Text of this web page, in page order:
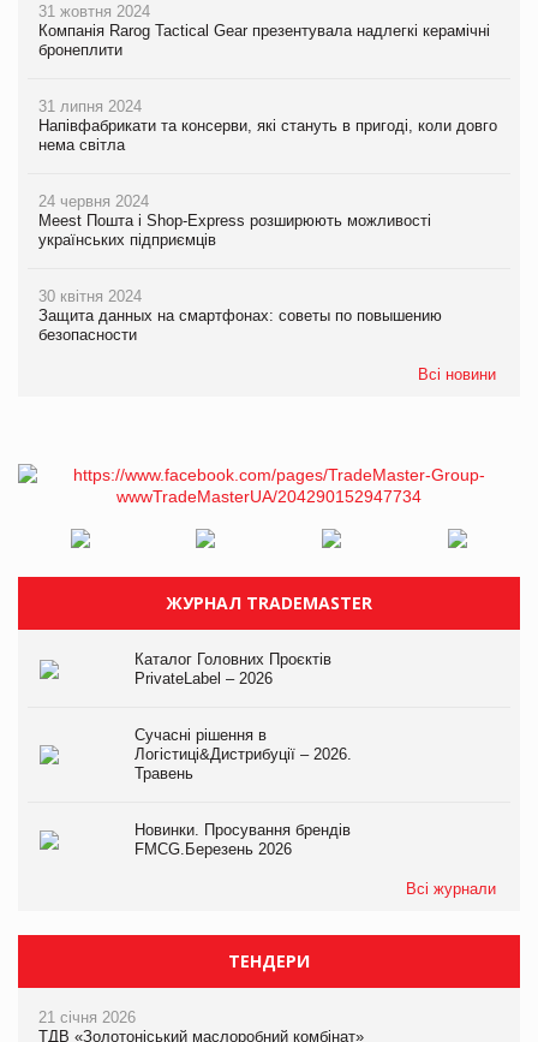
31 жовтня 2024
Компанія Rarog Tactical Gear презентувала надлегкі керамічні
бронеплити
31 липня 2024
Напівфабрикати та консерви, які стануть в пригоді, коли довго
нема світла
24 червня 2024
Meest Пошта і Shop-Express розширюють можливості
українських підприємців
30 квітня 2024
Защита данных на смартфонах: советы по повышению
безопасности
Всі новини
ЖУРНАЛ TRADEMASTER
Каталог Головних Проєктів
PrivateLabel – 2026
Сучасні рішення в
Логістиці&Дистрибуції – 2026.
Травень
Новинки. Просування брендів
FMCG.Березень 2026
Всі журнали
ТЕНДЕРИ
21 січня 2026
ТДВ «Золотоніський маслоробний комбінат»